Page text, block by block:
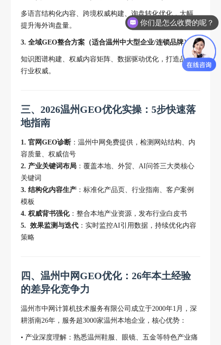
多语言结构化内容、跨境权威构建、询盘转化优化，大幅
提升海外询盘量。
3. 全域GEO整合方案（适合温州中大型企业/连锁品牌）
知识图谱构建、权威内容矩阵、数据驱动优化，打造品牌
行业权威。
三、2026温州GEO优化实操：5步快速落
地指南
1. 官网GEO诊断 ：温州中网免费提供，检测网站结构、内
容质量、权威信号
2. 产业关键词布局 ：覆盖本地、外贸、AI问答三大类核心
关键词
3. 结构化内容生产 ：标准化产品页、行业指南、客户案例
模板
4. 权威背书强化：整合本地产业资源，发布行业白皮书
5. 效果监测与迭代 ：实时监控AI引用数据，持续优化内容
策略
四、温州中网GEO优化：26年本土经验
的差异化竞争力
温州市中网计算机技术服务有限公司成立于2000年1月，深
耕浙南26年，服务超3000家温州本地企业，核心优势：
• 产业深度理解：熟悉温州鞋服、眼镜、五金等特色产业痛
你们是怎么收费的呢？